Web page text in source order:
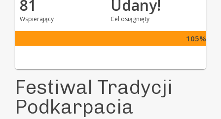
81
Wspierający
Udany!
Cel osiągnięty
105%
Festiwal Tradycji
Podkarpacia